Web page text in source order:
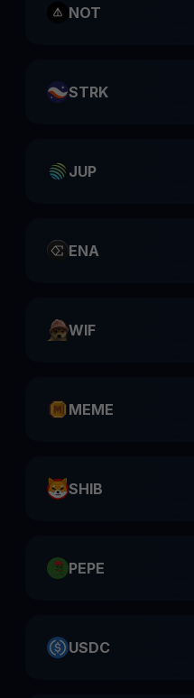
NOT
STRK
JUP
ENA
WIF
MEME
SHIB
PEPE
USDC